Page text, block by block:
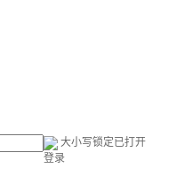
大小写锁定已打开
登录